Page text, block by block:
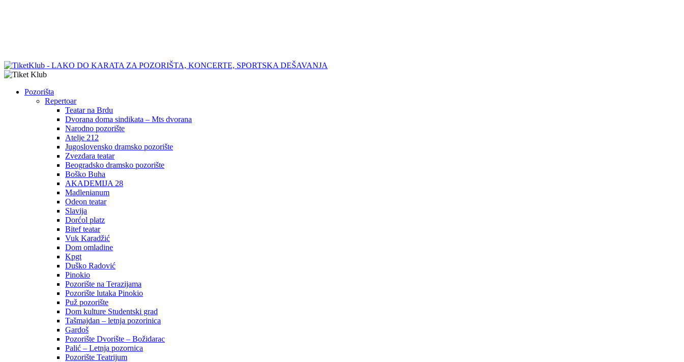
Pozorišta
Repertoar
Teatar na Brdu
Dvorana doma sindikata – Mts dvorana
Narodno pozorište
Atelje 212
Jugoslovensko dramsko pozorište
Zvezdara teatar
Beogradsko dramsko pozorište
Boško Buha
AKADEMIJA 28
Madlenianum
Odeon teatar
Slavija
Dorćol platz
Bitef teatar
Vuk Karadžić
Dom omladine
Kpgt
Duško Radović
Pinokio
Pozorište na Terazijama
Pozorište lutaka Pinokio
Puž pozorište
Dom kulture Studentski grad
Tašmajdan – letnja pozorinica
Gardoš
Pozorište Dvorište – Božidarac
Palić – Letnja pozornica
Pozorište Teatrijum